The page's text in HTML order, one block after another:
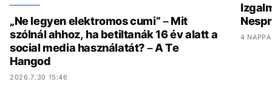
„Ne legyen elektromos cumi” – Mit
szólnál ahhoz, ha betiltanák 16 év alatt a
social media használatát? – A Te
Hangod
2026.7.30 15:46
4